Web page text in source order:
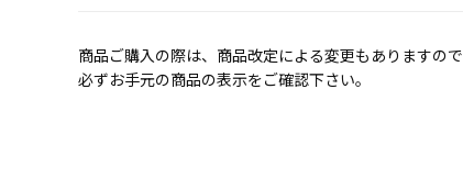
商品ご購入の際は、商品改定による変更もありますので
必ずお手元の商品の表示をご確認下さい。